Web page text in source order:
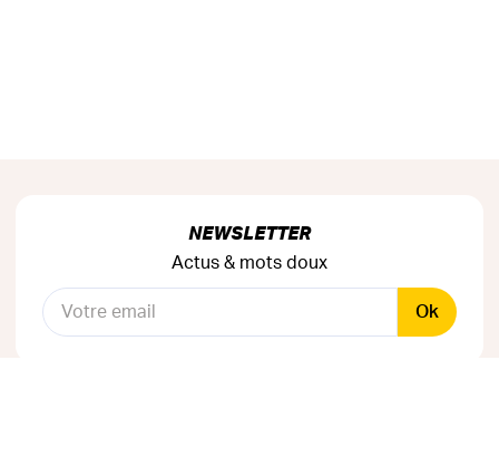
NEWSLETTER
Actus & mots doux
Ok